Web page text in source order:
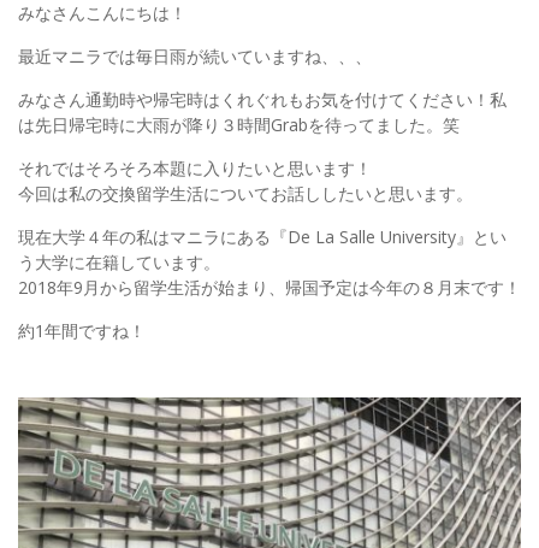
みなさんこんにちは！
最近マニラでは毎日雨が続いていますね、、、
みなさん通勤時や帰宅時はくれぐれもお気を付けてください！私
は先日帰宅時に大雨が降り３時間Grabを待ってました。笑
それではそろそろ本題に入りたいと思います！
今回は私の交換留学生活についてお話ししたいと思います。
現在大学４年の私はマニラにある『De La Salle University』とい
う大学に在籍しています。
2018年9月から留学生活が始まり、帰国予定は今年の８月末です！
約1年間ですね！